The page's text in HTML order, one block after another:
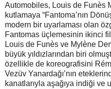
Automobiles, Louis de Funès
kutlamaya “Fantoma’nın
modern bir uyarlaması olan
Fantomas üçlemesinin ikinci
Louis de Funès ve Mylène
büyük yıldızlarından biri
özellikle de koreografisini
Vezüv Yanardağı’nın
kanatlarıyla aşağıya indiği ve